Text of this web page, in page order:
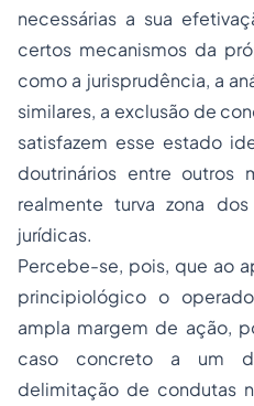
necessárias a sua
certos mecanismos da
como a jurisprudência, a
similares, a exclusão de
satisfazem esse estado
doutrinários entre outros
realmente turva zona
jurídicas.
Percebe-se, pois, que ao
principiológico o
ampla margem de ação,
caso concreto a um
delimitação de condutas